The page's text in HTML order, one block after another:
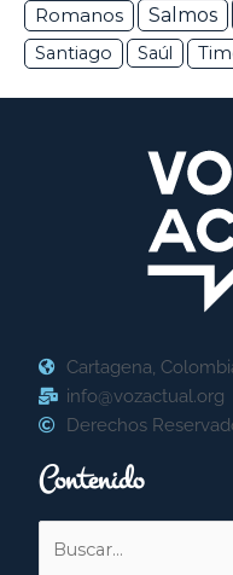
Romanos Salmos
Santiago
Saúl
Cartagena,
info@vozactual.org
Derechos
Contenido
por: